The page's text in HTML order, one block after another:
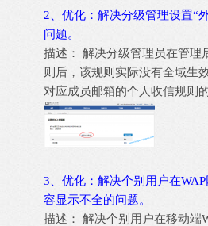
2、优化：解决分级管理设置“
问题。
描述： 解决分级管理员在管理
则后，该规则实际没有全域生
对应成员邮箱的个人收信规则
3、优化：解决个别用户在
容显示不全的问题。
描述： 解决个别用户在移动端